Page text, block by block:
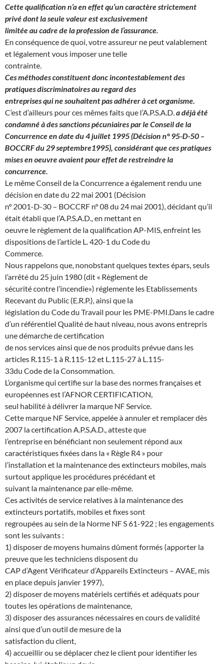
Cette qualification n’a en effet qu’un caractère strictement
privé dont la seule valeur est exclusivement
limitée au cadre de la profession de l’assurance.
En conséquence de quoi, votre assureur ne peut valablement
et légalement vous imposer une telle
contrainte.
Ces méthodes constituent donc incontestablement des
pratiques discriminatoires au regard des
entreprises qui ne souhaitent pas adhérer à cet organisme.
C’est d’ailleurs pour ces mêmes faits que l’A.P.S.A.D. a déjà été
condamné à des sanctions pécuniaires par leConseil de la
Concurrence en date du 4 juillet 1995 (Décision n° 95-D-50 –
BOCCRF du 29 septembre1995), considérant que ces pratiques
mises en oeuvre avaient pour effet de restreindre la
concurrence.
Le même Conseil de la Concurrence a également rendu une
décision en date du 22 mai 2001 (Décision
n° 2001-D-30 – BOCCRF n° 08 du 24 mai 2001), décidant qu’il
était établi que l’A.P.S.A.D., en mettant en
oeuvre le règlement de la qualification AP-MIS, enfreint les
dispositions de l’article L. 420-1 du Code du
Commerce.
Nous rappelons que, nonobstant quelques textes épars, seuls
l’arrêté du 25 juin 1980 (dit « Règlement de
sécurité contre l’incendie») réglemente les Etablissements
Recevant du Public (E.R.P.), ainsi que la
législation du Code du Travail pour les PME-PMI.Dans le cadre
d’un référentiel Qualité de haut niveau, nous avons entrepris
une démarche de certification
de nos services ainsi que de nos produits prévue dans les
articles R.115-1 à R.115-12 et L.115-27 à L.115-
33du Code de la Consommation.
L’organisme qui certifie sur la base des normes françaises et
européennes est l’AFNOR CERTIFICATION,
seul habilité à délivrer la marque NF Service.
Cette marque NF Service, appelée à annuler et remplacer dès
2007 la certification A.P.S.A.D., atteste que
l’entreprise en bénéficiant non seulement répond aux
caractéristiques fixées dans la « Règle R4 » pour
l’installation et la maintenance des extincteurs mobiles, mais
surtout applique les procédures précédant et
suivant la maintenance par elle-même.
Ces activités de service relatives à la maintenance des
extincteurs portatifs, mobiles et fixes sont
regroupées au sein de la Norme NF S 61-922 ; les engagements
sont les suivants :
1) disposer de moyens humains dûment formés (apporter la
preuve que les techniciens disposent du
CAP d’Agent Vérificateur d’Appareils Extincteurs – AVAE, mis
en place depuis janvier 1997),
2) disposer de moyens matériels certifiés et adéquats pour
toutes les opérations de maintenance,
3) disposer des assurances nécessaires en cours de validité
ainsi que d’un outil de mesure de la
satisfaction du client,
4) accueillir ou se déplacer chez le client pour identifier les